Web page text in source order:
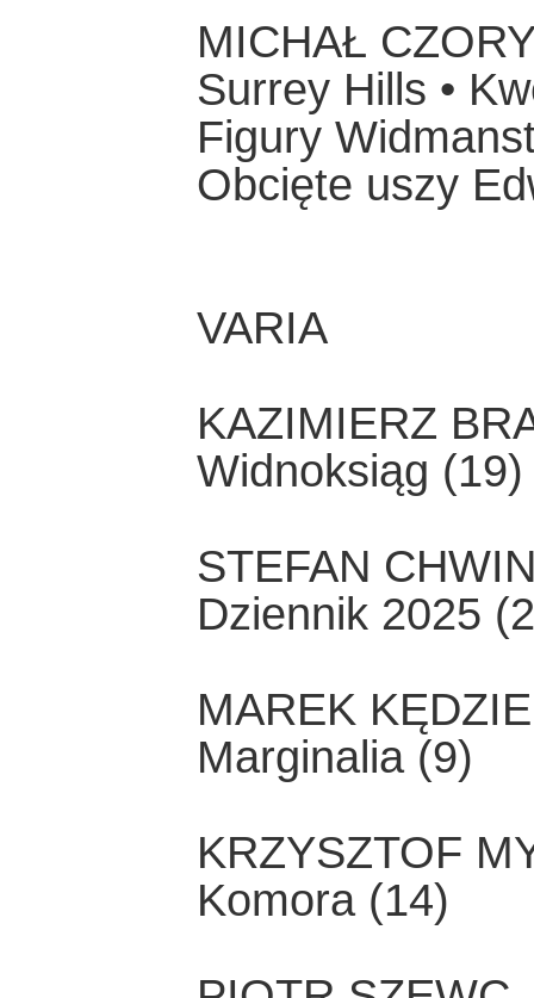
MICHAŁ
Surrey Hills •
Figury
Obcięte uszy
VARIA
KAZIMIERZ
Widnoksiąg (19)
STEFAN
Dziennik 2025
MAREK
Marginalia (9)
KRZYSZTOF
Komora (14)